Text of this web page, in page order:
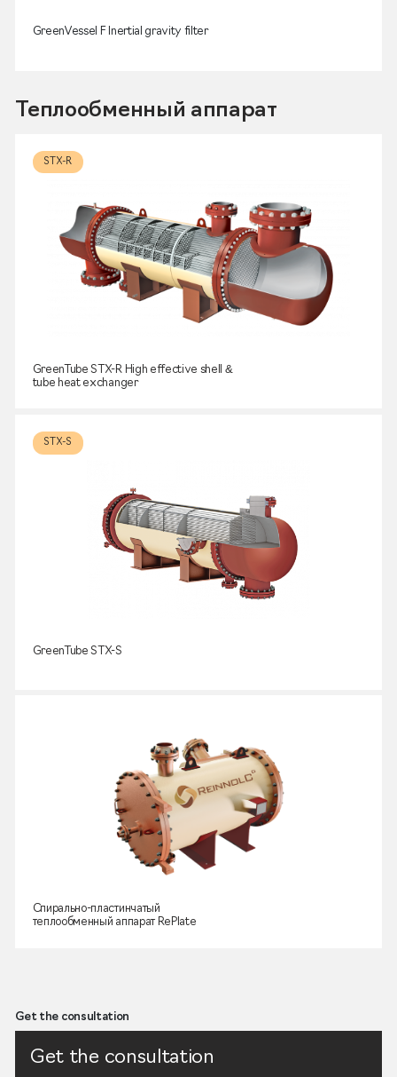
GreenVessel F Inertial gravity filter
Теплообменный аппарат
STX-R
GreenTube STX-R High effective shell &
tube heat exchanger
STX-S
GreenTube STX-S
Спирально-пластинчатый
теплообменный аппарат RePlate
Get the consultation
Get the consultation